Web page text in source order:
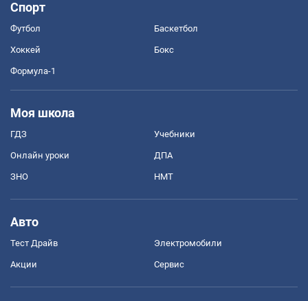
Спорт
Футбол Баскетбол
Хоккей Бокс
Формула-1
Моя школа
ГДЗ Учебники
Онлайн уроки ДПА
ЗНО НМТ
Авто
Тест Драйв Электромобили
Акции Сервис